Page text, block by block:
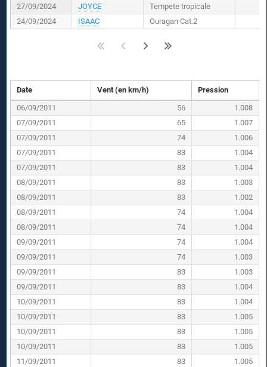
27/09/2024
JOYCE
Tempete tropicale
24/09/2024
ISAAC Ouragan Cat.2
Date Vent (en km/h)
Pression
06/09/2011
56
1.008
07/09/2011
65
1.007
07/09/2011
74
1.006
07/09/2011
83
1.004
07/09/2011
83
1.004
08/09/2011
83
1.003
08/09/2011
83
1.002
08/09/2011
74
1.004
08/09/2011
74
1.004
09/09/2011
74
1.004
09/09/2011
74
1.003
09/09/2011
83
1.003
09/09/2011
83
1.004
10/09/2011
83
1.004
10/09/2011
83
1.005
10/09/2011
83
1.005
10/09/2011
83
1.005
11/09/2011
83
1.005